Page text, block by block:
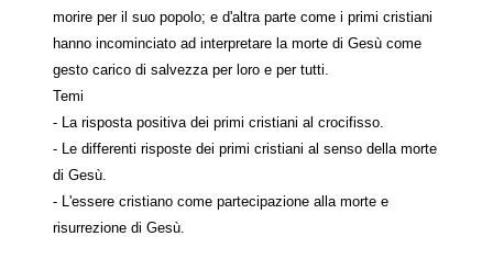
morire per il suo popolo; e d'altra parte come i primi cristiani
hanno incominciato ad interpretare la morte di Gesù come
gesto carico di salvezza per loro e per tutti.
Temi
- La risposta positiva dei primi cristiani al crocifisso.
- Le differenti risposte dei primi cristiani al senso della morte
di Gesù.
- L'essere cristiano come partecipazione alla morte e
risurrezione di Gesù.